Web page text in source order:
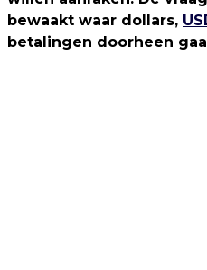
bewaakt waar dollars,
betalingen doorheen